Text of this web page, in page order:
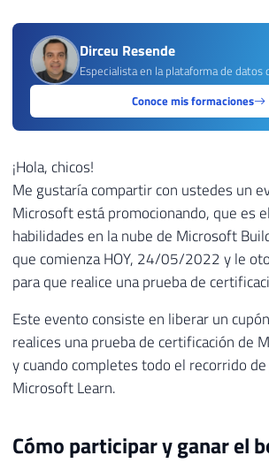
Dirceu Resende
Especialista en la plataforma de
Conoce mis formaciones
¡Hola, chicos!
Me gustaría compartir con ustedes un
Microsoft está promocionando, que es
habilidades en la nube de Microsoft
que comienza HOY, 24/05/2022 y le
para que realice una prueba de
Este evento consiste en liberar un
realices una prueba de certificación de
y cuando completes todo el recorrido
Microsoft Learn.
Cómo participar y ganar el